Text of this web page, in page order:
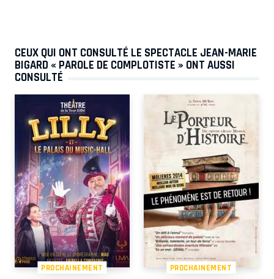
CEUX QUI ONT CONSULTÉ LE SPECTACLE JEAN-MARIE
BIGARD « PAROLE DE COMPLOTISTE » ONT AUSSI
CONSULTÉ
PROCHAINEMENT PROCHAINEMENT